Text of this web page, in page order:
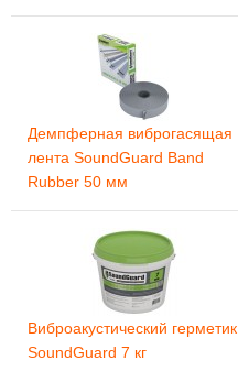
Демпферная виброгасящая
лента SoundGuard Band
Rubber 50 мм
Виброакустический герметик
SoundGuard 7 кг